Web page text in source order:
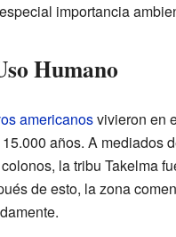
importancia
Humano
americanosvivieron en
años. A mediados
la tribu Takelma
de esto, la zona